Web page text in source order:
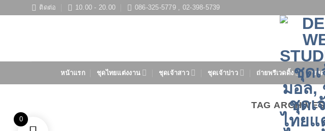
ติดต่อ 10.00 - 20.00 086-325-5779 , 02-398-5739
หน้าแรก ชุดไทยแต่งงาน ชุดเจ้าสาว ชุดเจ้าบ่าว ถ่ายพรีเวดดิ้ง บท
TAG
0